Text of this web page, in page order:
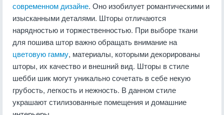
современном дизайне. Оно изобилует романтическими и
изысканными деталями. Шторы отличаются
нарядностью и торжественностью. При выборе ткани
для пошива штор важно обращать внимание на
цветовую гамму, материалы, которыми декорированы
шторы, их качество и внешний вид. Шторы в стиле
шебби шик могут уникально сочетать в себе некую
грубость, легкость и нежность. В данном стиле
украшают стилизованные помещения и домашние